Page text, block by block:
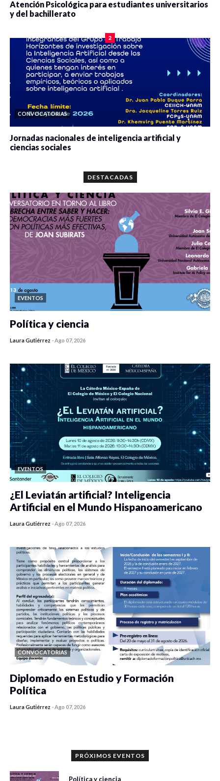
Atención Psicológica para estudiantes universitarios
y del bachillerato
2
CONVOCATORIAS
Jornadas nacionales de inteligencia artificial y
ciencias sociales
DESTACADAS
EVENTOS
Política y ciencia
Laura Gutiérrez - Ago 07, 2026
EVENTOS
¿El Leviatán artificial? Inteligencia
Artificial en el Mundo Hispanoamericano
Laura Gutiérrez - Ago 07, 2026
CONVOCATORIAS
Diplomado en Estudio y Formación
Política
Laura Gutiérrez - Ago 07, 2026
PRÓXIMOS EVENTOS
Política y ciencia